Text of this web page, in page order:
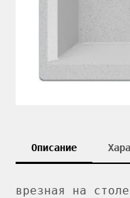
Описание
врезная на